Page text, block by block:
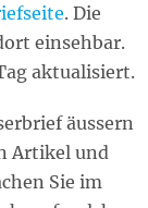
. Die
einsehbar.
aktualisiert.
äussern
Artikel und
Sie im